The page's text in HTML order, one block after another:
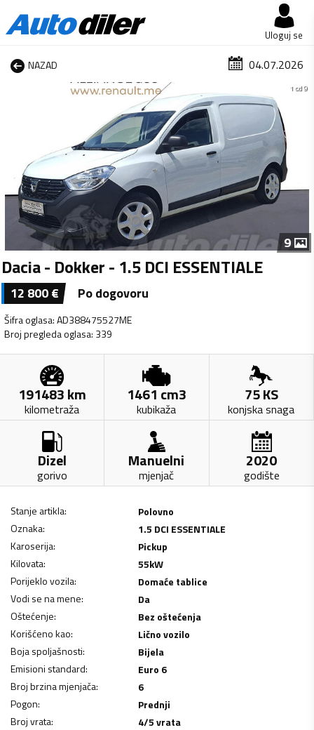
Uloguj se
NAZAD 04.07.2026
1 od 9
9
Dacia - Dokker - 1.5 DCI ESSENTIALE
12 800€ Po dogovoru
Šifra oglasa:AD388475527ME
Broj pregleda oglasa: 339
191483km
kilometraža
1461 cm3
kubikaža
75KS
konjska snaga
Dizel
gorivo
Manuelni
mjenjač
2020
godište
Stanje artikla:
Polovno
Oznaka:
1.5 DCI ESSENTIALE
Karoserija:
Pickup
Kilovata: 55kW
Porijeklo vozila:
Domaće tablice
Vodi se na mene:
Da
Oštećenje:
Bez oštećenja
Korišćeno kao:
Lično vozilo
Boja spoljašnosti:
Bijela
Emisioni standard:
Euro 6
Broj brzina mjenjača:
6
Pogon:
Prednji
Broj vrata:
4/5 vrata